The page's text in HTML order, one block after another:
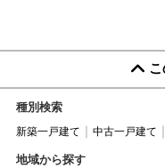
種別検索
新築一戸建て 中古一戸建て
地域から探す